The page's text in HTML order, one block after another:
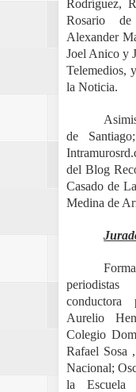
Rodríguez,
Rosario
Alexander
Joel Anico y
Telemedios,
la Noticia.
de
del Blog
Casado de
Medina de
conductora
Aurelio
Colegio
Rafael Sosa
Nacional;
la Escuela